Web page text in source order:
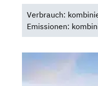
Verbrauch:
Emissionen: